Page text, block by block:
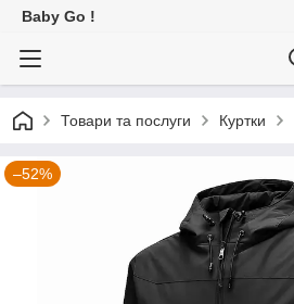
Baby Go !
Товари та послуги Куртки
–52%